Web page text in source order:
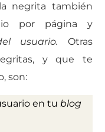
negrita también
por página y
usuario.
Otras
y que te
son:
en tu blog